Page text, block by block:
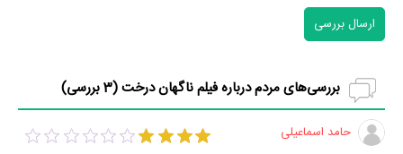
ارسال بررسی
بررسی‌های مردم درباره فیلم ناگهان درخت (3بررسی)
حامد اسماعیلی